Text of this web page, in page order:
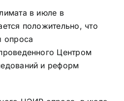
в июле в
положительно, что
опроса
Центром
и реформ